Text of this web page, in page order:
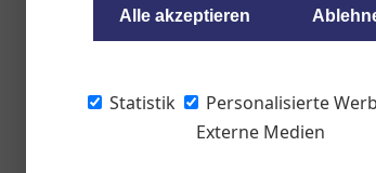
Alle akzeptieren
Statistik
Personalisierte
Externe Medien
Seit 1.